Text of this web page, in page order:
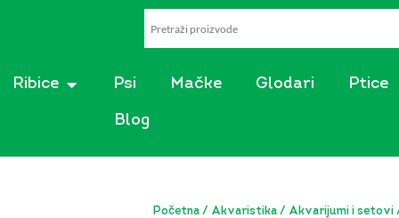
AKVARISTIKA
Ribice OPEN RIBICE
Psi Mačke Glodari Ptice
Blog
Početna / Akvaristika / Akvarijumi i setovi